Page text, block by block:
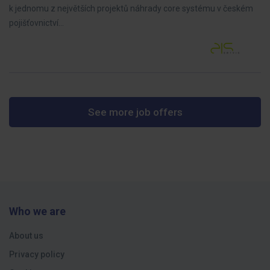
k jednomu z největších projektů náhrady core systému v českém
pojišťovnictví…
See more job offers
Who we are
About us
Privacy policy